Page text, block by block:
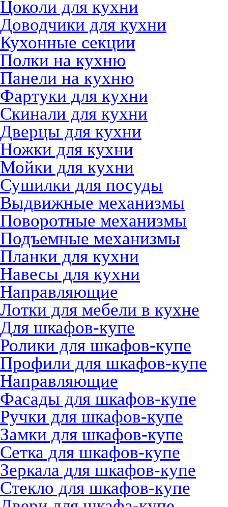
Цоколи для кухни
Доводчики для кухни
Кухонные секции
Полки на кухню
Панели на кухню
Фартуки для кухни
Скинали для кухни
Дверцы для кухни
Ножки для кухни
Мойки для кухни
Сушилки для посуды
Выдвижные механизмы
Поворотные механизмы
Подъемные механизмы
Планки для кухни
Навесы для кухни
Направляющие
Лотки для мебели в кухне
Для шкафов-купе
Ролики для шкафов-купе
Профили для шкафов-купе
Направляющие
Фасады для шкафов-купе
Ручки для шкафов-купе
Замки для шкафов-купе
Сетка для шкафов-купе
Зеркала для шкафов-купе
Стекло для шкафов-купе